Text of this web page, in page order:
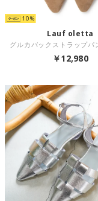
10
Lauf oletta
￥12,980